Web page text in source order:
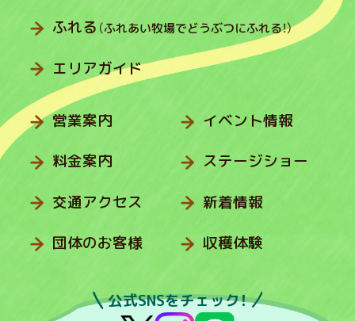
ふれる （ふれあい牧場でどうぶつにふれる！）
エリアガイド
営業案内
料金案内
交通アクセス
団体のお客様
イベント情報
ステージショー
新着情報
収穫体験
公式SNSをチェック！